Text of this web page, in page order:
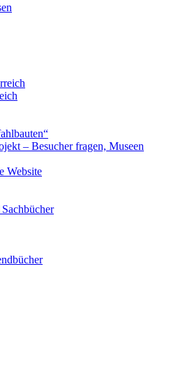
– Besucher fragen, Museen
Website